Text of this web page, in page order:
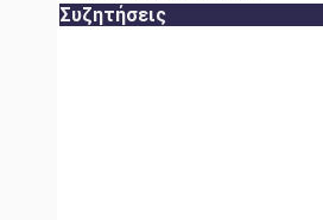
Συζητήσεις